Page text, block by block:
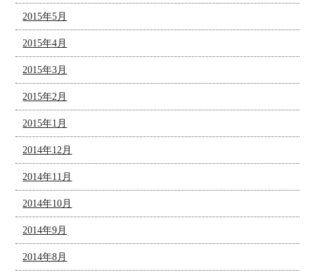
2015年5月
2015年4月
2015年3月
2015年2月
2015年1月
2014年12月
2014年11月
2014年10月
2014年9月
2014年8月